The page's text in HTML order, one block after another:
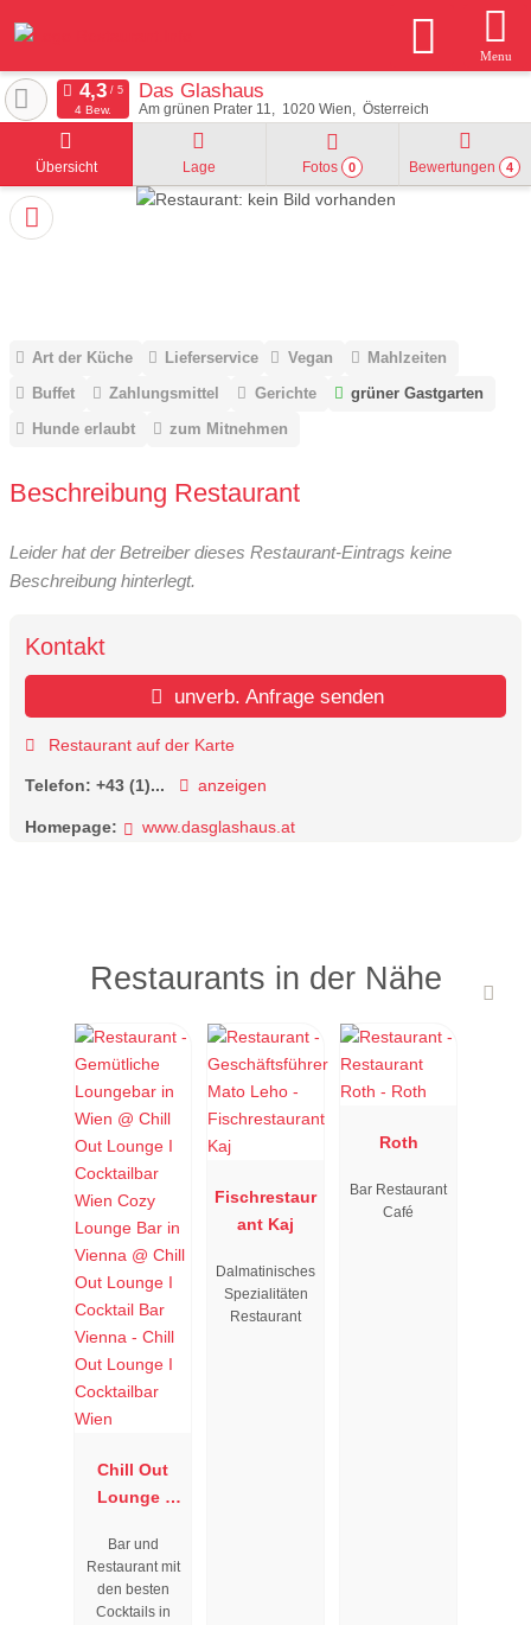
Menu
Das Glashaus
Am grünen Prater 11 1020 Wien Österreich
4 Bew.
Übersicht Lage Fotos 0 Bewertungen 4
Art der Küche Lieferservice Vegan
Mahlzeiten
Buffet
Zahlungsmittel Gerichte
grüner Gastgarten
Hunde erlaubt
zum Mitnehmen
Beschreibung Restaurant
Leider hat der Betreiber dieses Restaurant-Eintrags keine
Beschreibung hinterlegt.
Kontakt
unverb. Anfrage senden
Restaurant auf der Karte
Telefon: +43 (1)... anzeigen
Homepage: www.dasglashaus.at
Restaurants in der Nähe
Chill Out
Lounge I
Wien
Bar und
Restaurant mit
den besten
Cocktails in
Fischrestaur
ant Kaj
Dalmatinisches
Spezialitäten
Restaurant
Roth
Bar Restaurant
Café